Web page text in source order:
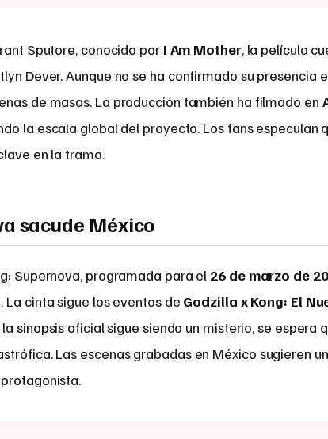
Sputore, conocido por I Am Mother, la película
Dever. Aunque no se ha confirmado su presencia
de masas. La producción también ha filmado en
la escala global del proyecto. Los fans especulan
en la trama.
sacude México
Supernova, programada para el 26 de marzo de
La cinta sigue los eventos de Godzilla x Kong: El
sinopsis oficial sigue siendo un misterio, se espera
Las escenas grabadas en México sugieren